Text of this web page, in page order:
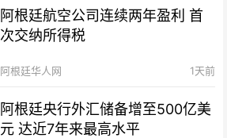
阿根廷航空公司连续两年盈利 首
次交纳所得税
阿根廷华人网 1天前
阿根廷央行外汇储备增至500亿美
元 达近7年来最高水平